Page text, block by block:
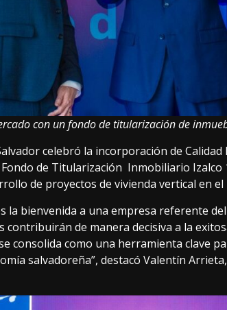
con un fondo de titularización de
celebró la incorporación de
de Titularización Inmobiliario
de proyectos de vivienda vertical en el
la bienvenida a una empresa referente
de manera decisiva a la
consolida como una herramienta clave
salvadoreña”, destacó Valentín